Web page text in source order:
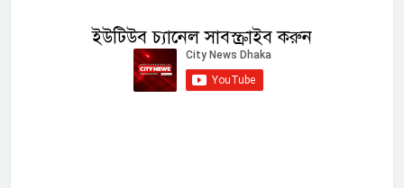
ইউটিউব চ্যানেল সাবস্ক্রাইব করুন